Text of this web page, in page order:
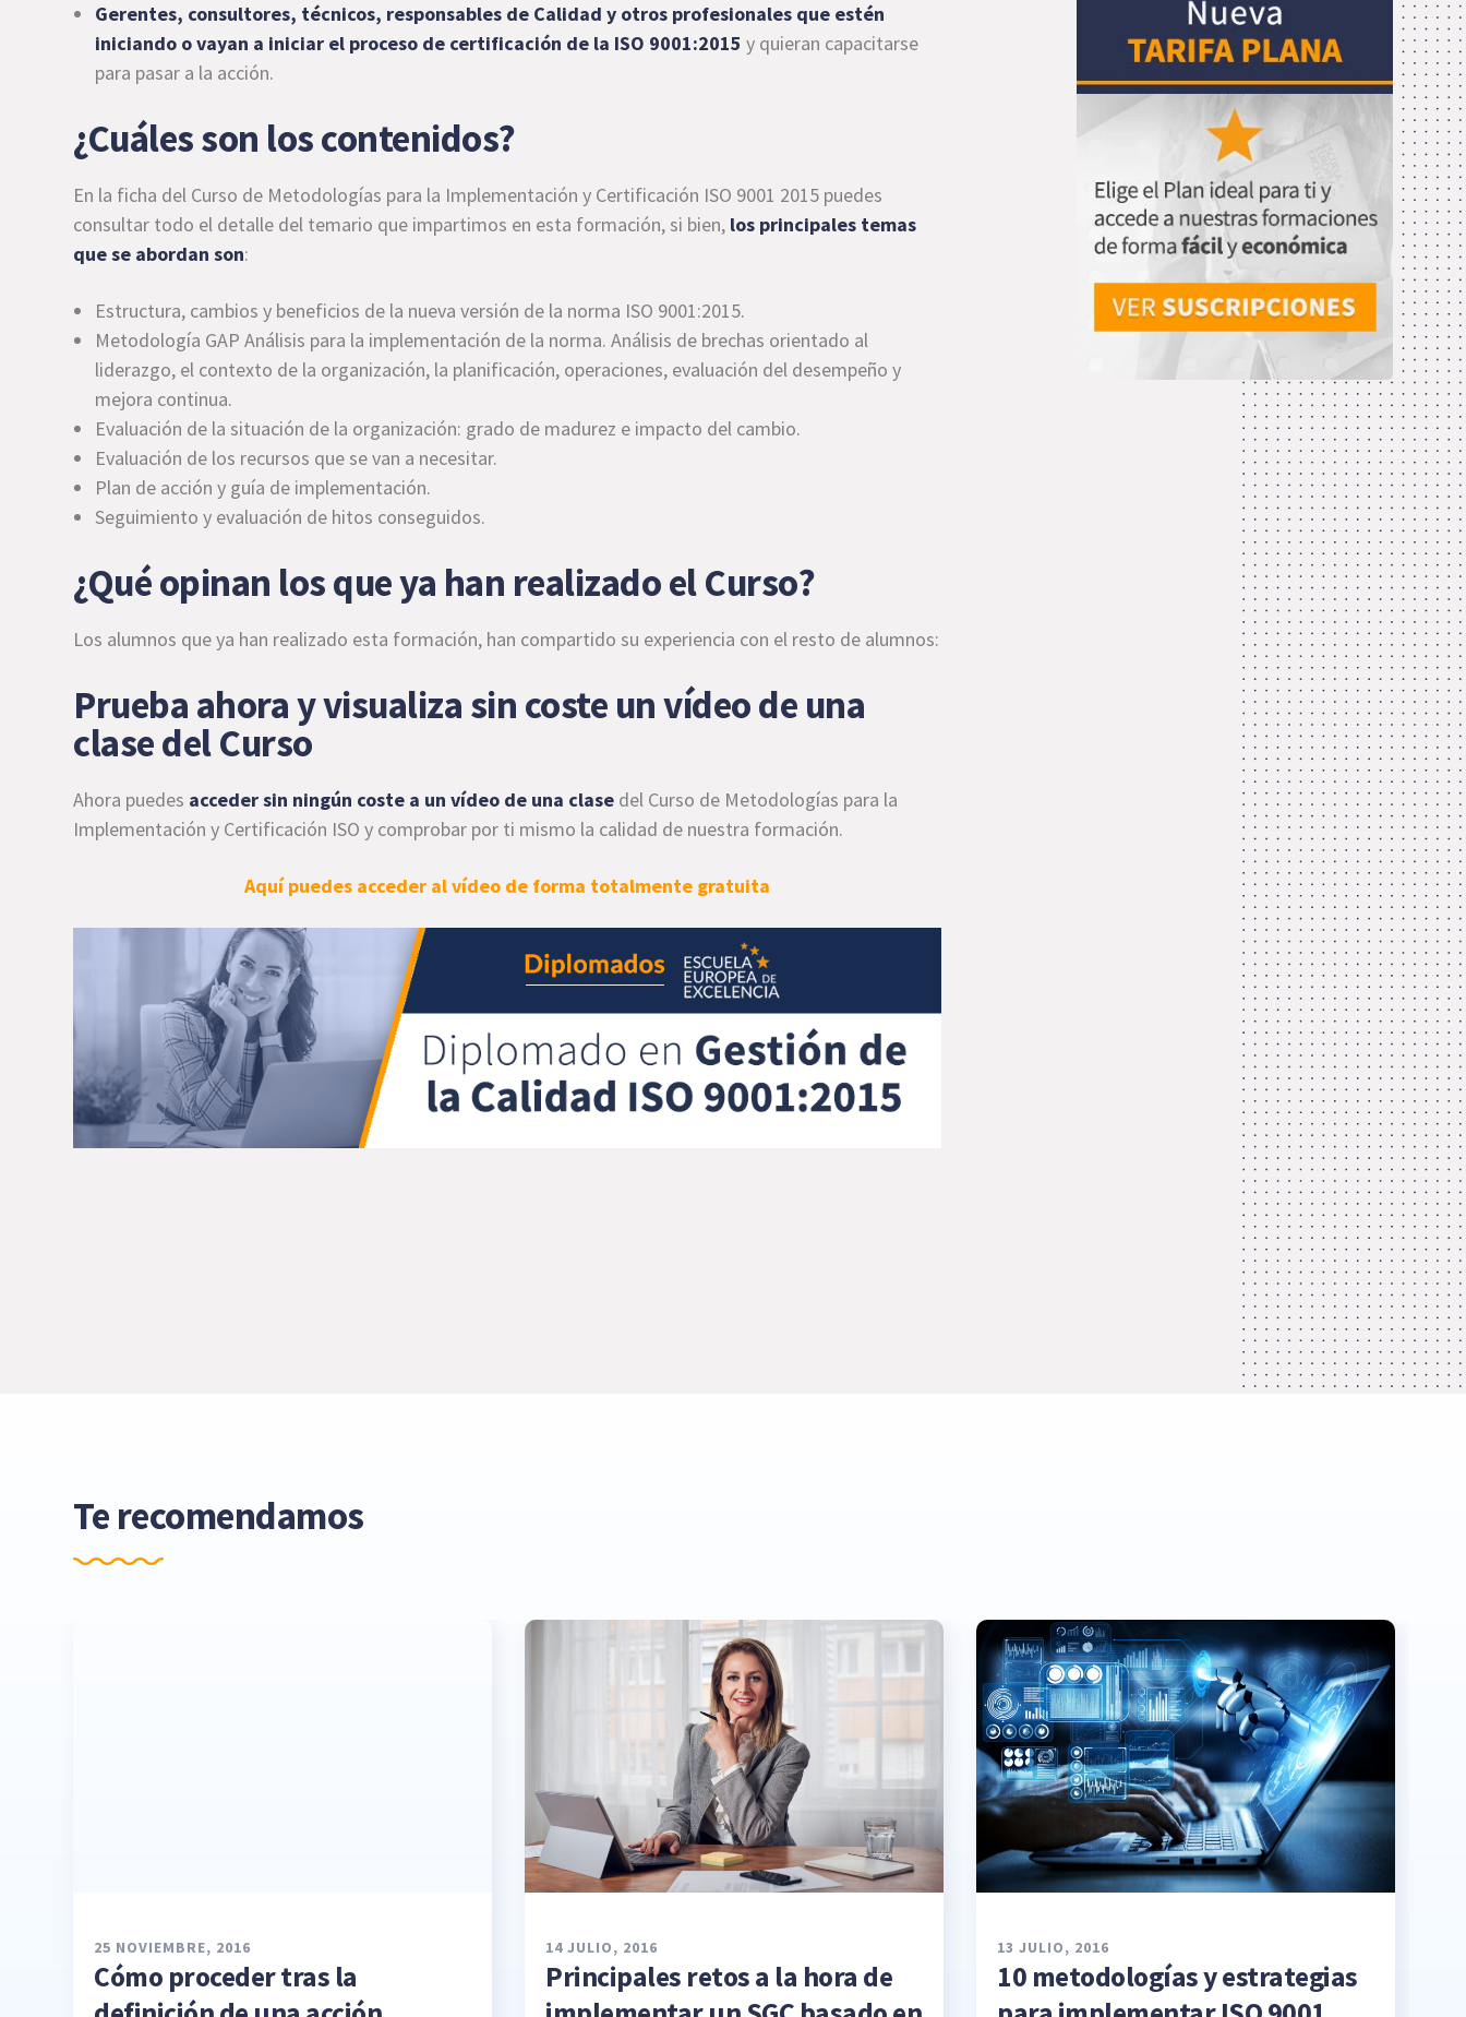
Gerentes, consultores, técnicos, responsables de Calidad y otros profesionales que estén
iniciando o vayan a iniciar el proceso de certificación de la ISO 9001:2015 y quieran capacitarse
para pasar a la acción.
¿Cuáles son los contenidos?
En la ficha del Curso de Metodologías para la Implementación y Certificación ISO 9001 2015 puedes
consultar todo el detalle del temario que impartimos en esta formación, si bien, los principales temas
que se abordan son:
Estructura, cambios y beneficios de la nueva versión de la norma ISO 9001:2015.
Metodología GAP Análisis para la implementación de la norma. Análisis de brechas orientado al
liderazgo, el contexto de la organización, la planificación, operaciones, evaluación del desempeño y
mejora continua.
Evaluación de la situación de la organización: grado de madurez e impacto del cambio.
Evaluación de los recursos que se van a necesitar.
Plan de acción y guía de implementación.
Seguimiento y evaluación de hitos conseguidos.
¿Qué opinan los que ya han realizado el Curso?
Los alumnos que ya han realizado esta formación, han compartido su experiencia con el resto de alumnos:
Prueba ahora y visualiza sin coste un vídeo de una
clase del Curso
Ahora puedes acceder sin ningún coste a un vídeo de una clase del Curso de Metodologías para la
Implementación y Certificación ISO y comprobar por ti mismo la calidad de nuestra formación.
Aquí puedes acceder al vídeo de forma totalmente gratuita
Te recomendamos
25 NOVIEMBRE, 2016
Cómo proceder tras la
14 JULIO, 2016
Principales retos a la hora de
13 JULIO, 2016
10 metodologías y estrategias